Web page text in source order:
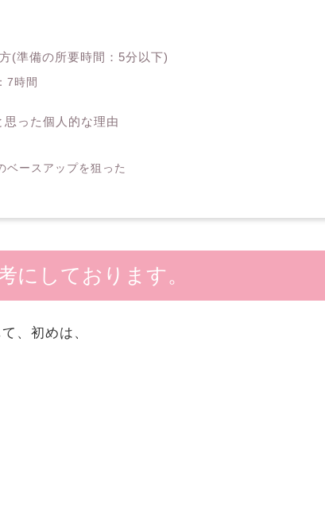
(準備の所要時間：5分以下)
7時間
った個人的な理由
ベースアップを狙った
にしております。
、初めは、